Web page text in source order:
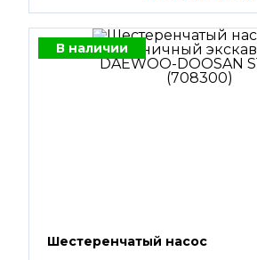
В наличии
Шестеренчатый насос